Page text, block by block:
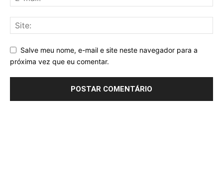
Salve meu nome, e-mail e site neste navegador para a
próxima vez que eu comentar.